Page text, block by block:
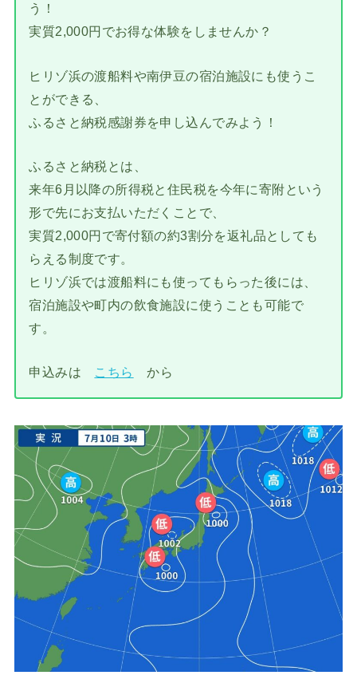
う！
実質2,000円でお得な体験をしませんか？
ヒリゾ浜の渡船料や南伊豆の宿泊施設にも使うこ
とができる、
ふるさと納税感謝券を申し込んでみよう！
ふるさと納税とは、
来年6月以降の所得税と住民税を今年に寄附という
形で先にお支払いただくことで、
実質2,000円で寄付額の約3割分を返礼品としても
らえる制度です。
ヒリゾ浜では渡船料にも使ってもらった後には、
宿泊施設や町内の飲食施設に使うことも可能で
す。
申込みは こちら から